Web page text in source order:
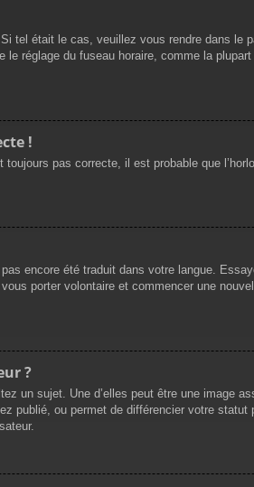
tel était le cas, veuillez vous rendre dans
réglage du fuseau horaire, comme la
!
pas correcte, il est probable que
encore été traduit dans votre langue.
porter volontaire et commencer une
?
un sujet. Une d’elles peut être une image
publié, ou permet de différencier votre